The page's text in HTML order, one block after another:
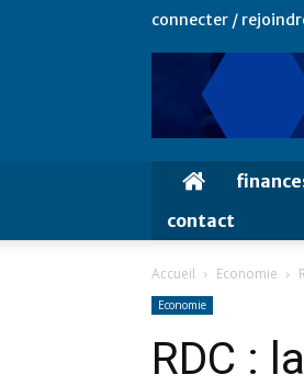
connecter /
contact
Accueil Economie
Economie
RDC :